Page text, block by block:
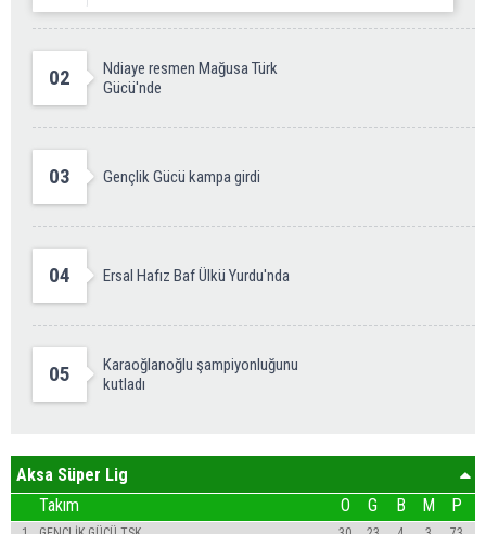
02
Ndiaye resmen Mağusa Türk
Gücü'nde
03 Gençlik Gücü kampa girdi
04 Ersal Hafız Baf Ülkü Yurdu'nda
05
Karaoğlanoğlu şampiyonluğunu
kutladı
Aksa Süper Lig
Takım
O G B M P